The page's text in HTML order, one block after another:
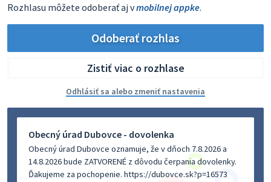
Rozhlasu môžete odoberať aj vmobilnej appke.
Odoberať rozhlas
Zistiť viac o rozhlase
Odhlásiť sa alebo zmeniť nastavenia
Obecný úrad Dubovce - dovolenka
Obecný úrad Dubovce oznamuje, že v dňoch 7.8.2026 a
14.8.2026 bude ZATVORENÉ z dôvodu čerpania dovolenky.
Ďakujeme za pochopenie. https://dubovce.sk?p=16573